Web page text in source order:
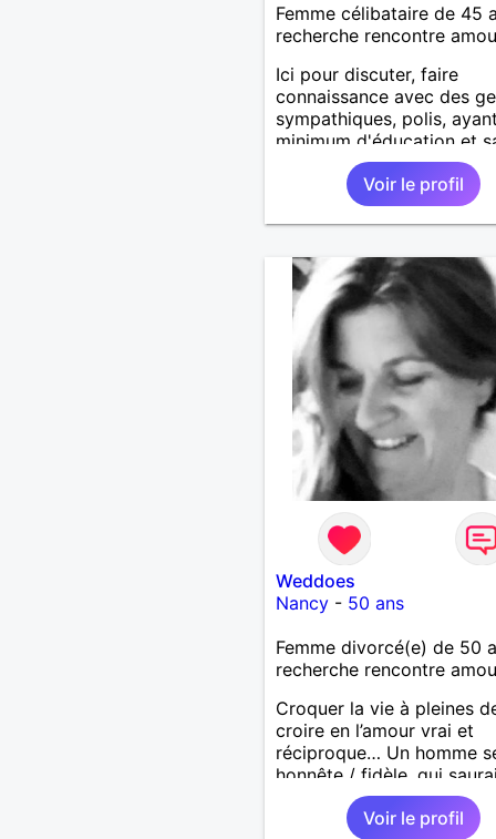
Femme célibataire de 45
recherche rencontre
Ici pour discuter, faire
connaissance avec des
sympathiques, polis,
minimum d'éducation et
écrire correctement. Des
échanges amicaux me
amplement mais au
vie, si le charme opère, je
relation sérieuse avec un
homme.
Voir le profil
Weddoes
Nancy- 50 ans
Femme divorcé(e) de 50
recherche rencontre
Croquer la vie à pleines
croire en l’amour vrai et
réciproque… Un homme
honnête / fidèle, qui
faire rire à nouveau, est
Voir le profil